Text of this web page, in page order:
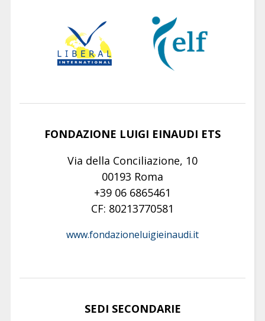
FONDAZIONE LUIGI EINAUDI ETS
Via della Conciliazione, 10
00193 Roma
+39 06 6865461
CF: 80213770581
www.fondazioneluigieinaudi.it
SEDI SECONDARIE